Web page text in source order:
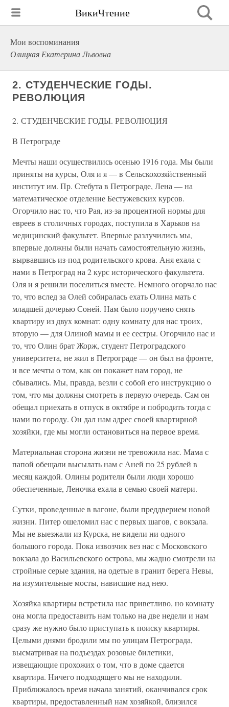
ВикиЧтение
Мои воспоминания
Олицкая Екатерина Львовна
2. СТУДЕНЧЕСКИЕ ГОДЫ.
РЕВОЛЮЦИЯ
2. СТУДЕНЧЕСКИЕ ГОДЫ. РЕВОЛЮЦИЯ
В Петрограде
Мечты наши осуществились осенью 1916 года. Мы были
приняты на курсы, Оля и я — в Сельскохозяйственный
институт им. Пр. Стебута в Петрограде, Лена — на
математическое отделение Бестужевских курсов.
Огорчило нас то, что Рая, из-за процентной нормы для
евреев в столичных городах, поступила в Харьков на
медицинский факультет. Впервые разлучились мы,
впервые должны были начать самостоятельную жизнь,
вырвавшись из-под родительского крова. Аня ехала с
нами в Петроград на 2 курс исторического факультета.
Оля и я решили поселиться вместе. Немного огорчало нас
то, что вслед за Олей собиралась ехать Олина мать с
младшей дочерью Соней. Нам было поручено снять
квартиру из двух комнат: одну комнату для нас троих,
вторую — для Олиной мамы и ее сестры. Огорчило нас и
то, что Олин брат Жорж, студент Петроградского
университета, не жил в Петрограде — он был на фронте,
и все мечты о том, как он покажет нам город, не
сбывались. Мы, правда, везли с собой его инструкцию о
том, что мы должны смотреть в первую очередь. Сам он
обещал приехать в отпуск в октябре и побродить тогда с
нами по городу. Он дал нам адрес своей квартирной
хозяйки, где мы могли остановиться на первое время.
Материальная сторона жизни не тревожила нас. Мама с
папой обещали высылать нам с Аней по 25 рублей в
месяц каждой. Олины родители были люди хорошо
обеспеченные, Леночка ехала в семью своей матери.
Сутки, проведенные в вагоне, были преддверием новой
жизни. Питер ошеломил нас с первых шагов, с вокзала.
Мы не выезжали из Курска, не видели ни одного
большого города. Пока извозчик вез нас с Московского
вокзала до Васильевского острова, мы жадно смотрели на
стройные серые здания, на одетые в гранит берега Невы,
на изумительные мосты, нависшие над нею.
Хозяйка квартиры встретила нас приветливо, но комнату
она могла предоставить нам только на две недели и нам
сразу же нужно было приступать к поиску квартиры.
Целыми днями бродили мы по улицам Петрограда,
высматривая на подъездах розовые билетики,
извещающие прохожих о том, что в доме сдается
квартира. Ничего подходящего мы не находили.
Приближалось время начала занятий, оканчивался срок
квартиры, предоставленный нам хозяйкой, близился